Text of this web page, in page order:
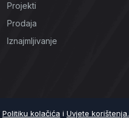
Projekti
Prodaja
Iznajmljivanje
Politiku kolačića i Uvjete korištenja.